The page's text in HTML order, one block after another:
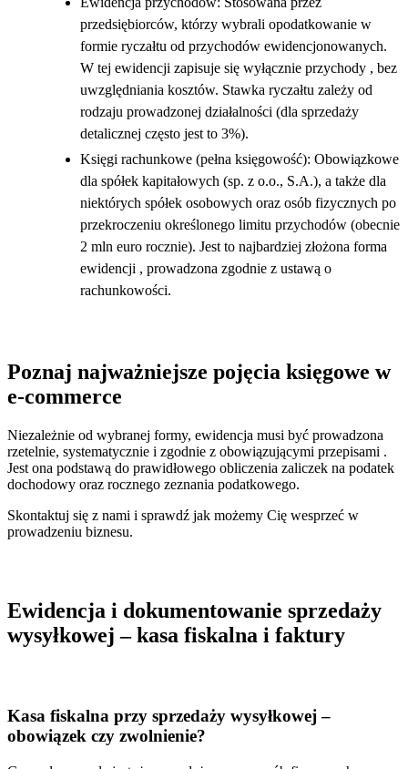
przedsiębiorców, którzy wybrali opodatkowanie w
formie ryczałtu od przychodów ewidencjonowanych.
W tej ewidencji zapisuje się wyłącznie przychody , bez
uwzględniania kosztów. Stawka ryczałtu zależy od
rodzaju prowadzonej działalności (dla sprzedaży
detalicznej często jest to 3%).
Księgi rachunkowe (pełna księgowość): Obowiązkowe
dla spółek kapitałowych (sp. z o.o., S.A.), a także dla
niektórych spółek osobowych oraz osób fizycznych po
przekroczeniu określonego limitu przychodów (obecnie
2 mln euro rocznie). Jest to najbardziej złożona forma
ewidencji , prowadzona zgodnie z ustawą o
rachunkowości.
Poznaj najważniejsze pojęcia księgowe w
e-commerce
Niezależnie od wybranej formy, ewidencja musi być prowadzona
rzetelnie, systematycznie i zgodnie z obowiązującymi przepisami .
Jest ona podstawą do prawidłowego obliczenia zaliczek na podatek
dochodowy oraz rocznego zeznania podatkowego.
Skontaktuj się z nami i sprawdź jak możemy Cię wesprzeć w
prowadzeniu biznesu.
Ewidencja i dokumentowanie sprzedaży
wysyłkowej – kasa fiskalna i faktury
Kasa fiskalna przy sprzedaży wysyłkowej –
obowiązek czy zwolnienie?